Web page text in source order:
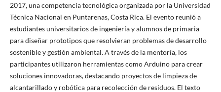
2017, una competencia tecnológica organizada por la Universidad
Técnica Nacional en Puntarenas, Costa Rica. El evento reunió a
estudiantes universitarios de ingeniería y alumnos de primaria
para diseñar prototipos que resolvieran problemas de desarrollo
sostenible y gestión ambiental. A través de la mentoría, los
participantes utilizaron herramientas como Arduino para crear
soluciones innovadoras, destacando proyectos de limpieza de
alcantarillado y robótica para recolección de residuos. El texto